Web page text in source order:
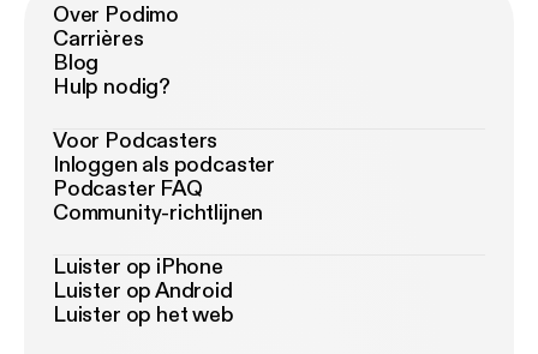
Over Podimo
Carrières
Blog
Hulp nodig?
Voor Podcasters
Inloggen als podcaster
Podcaster FAQ
Community-richtlijnen
Luister op iPhone
Luister op Android
Luister op het web